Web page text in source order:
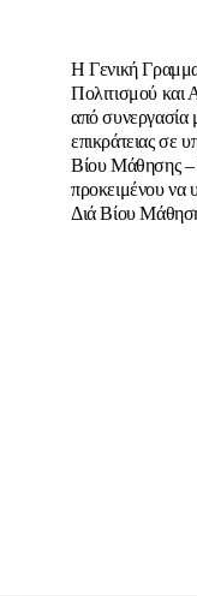
Η Γενική
Πολιτισμού και
από
επικράτειας σε
Βίου Μάθησης –
προκειμένου να
Διά Βίου